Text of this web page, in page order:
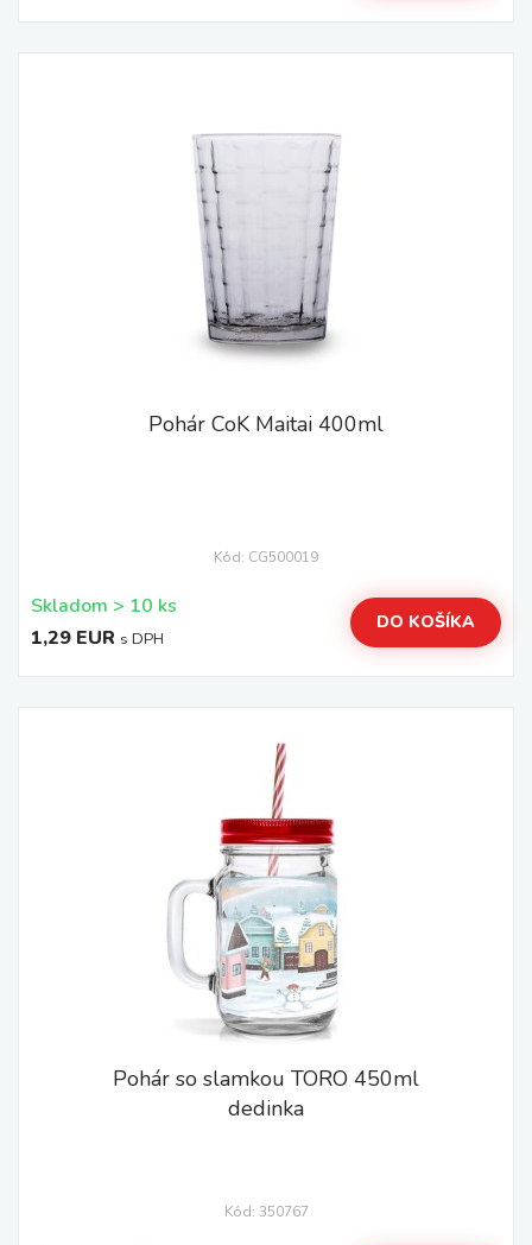
Pohár CoK Maitai 400ml
Kód: CG500019
Skladom > 10 ks
1,29 EUR s DPH
DO KOŠÍKA
Pohár so slamkou TORO 450ml
dedinka
Kód: 350767